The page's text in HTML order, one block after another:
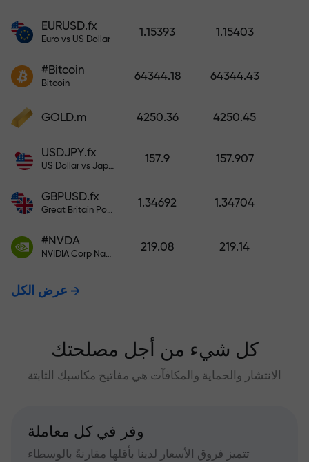
مطبعياً. كلما زاد مبلغ الإيداع، زادت
EURUSD.fx
Euro vs US Dollar
1.15393 1.15403
#Bitcoin
Bitcoin
64344.18 64344.43
GOLD.m 4250.36 4250.45
USDJPY.fx
US Dollar vs Japanese Yen
157.9 157.907
GBPUSD.fx
Great Britain Pound vs US Dollar
1.34692 1.34704
#NVDA
NVIDIA Corp Nasdaq Stock Exchange (Nasdaq) USD
219.08 219.14
عرض الكل
كل شيء من أجل مصلحتك
الانتشار والحماية والمكافآت هي مفاتيح مكاسبك الثابتة
وفر في كل معاملة
تتميز فروق الأسعار لدينا بأقلها مقارنةً بالوسطاء